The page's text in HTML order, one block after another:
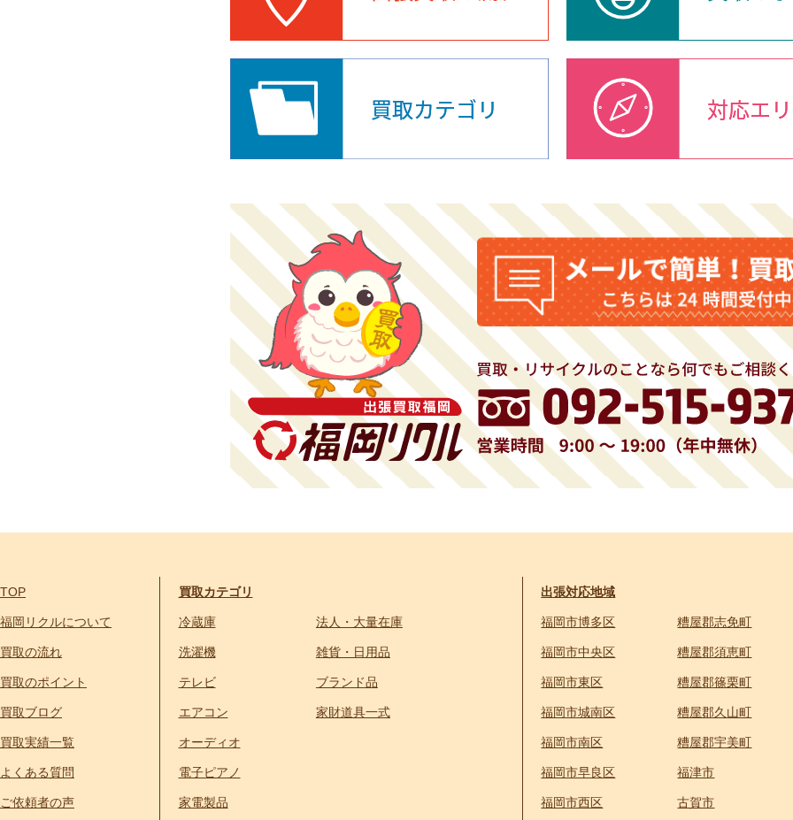
TOP
福岡リクルについて
買取の流れ
買取のポイント
買取ブログ
買取実績一覧
よくある質問
ご依頼者の声
買取カテゴリ
冷蔵庫
洗濯機
テレビ
エアコン
オーディオ
電子ピアノ
家電製品
法人・大量在庫
雑貨・日用品
ブランド品
家財道具一式
出張対応地域
福岡市博多区
福岡市中央区
福岡市東区
福岡市城南区
福岡市南区
福岡市早良区
福岡市西区
糟屋郡志免町
糟屋郡須恵町
糟屋郡篠栗町
糟屋郡久山町
糟屋郡宇美町
福津市
古賀市